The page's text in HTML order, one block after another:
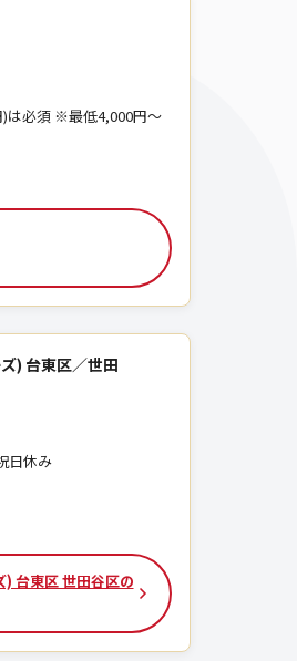
は必須 ※最低4,000円～
) 台東区／世田
日休み
台東区 世田谷区の